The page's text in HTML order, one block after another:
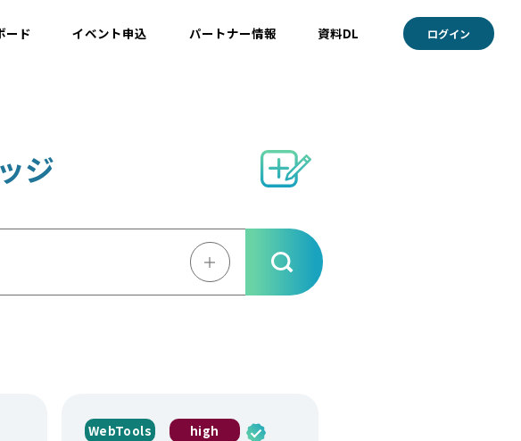
ード イベント申込 パートナー情報 資料DL ログイン
ジ
＋
WebTools high